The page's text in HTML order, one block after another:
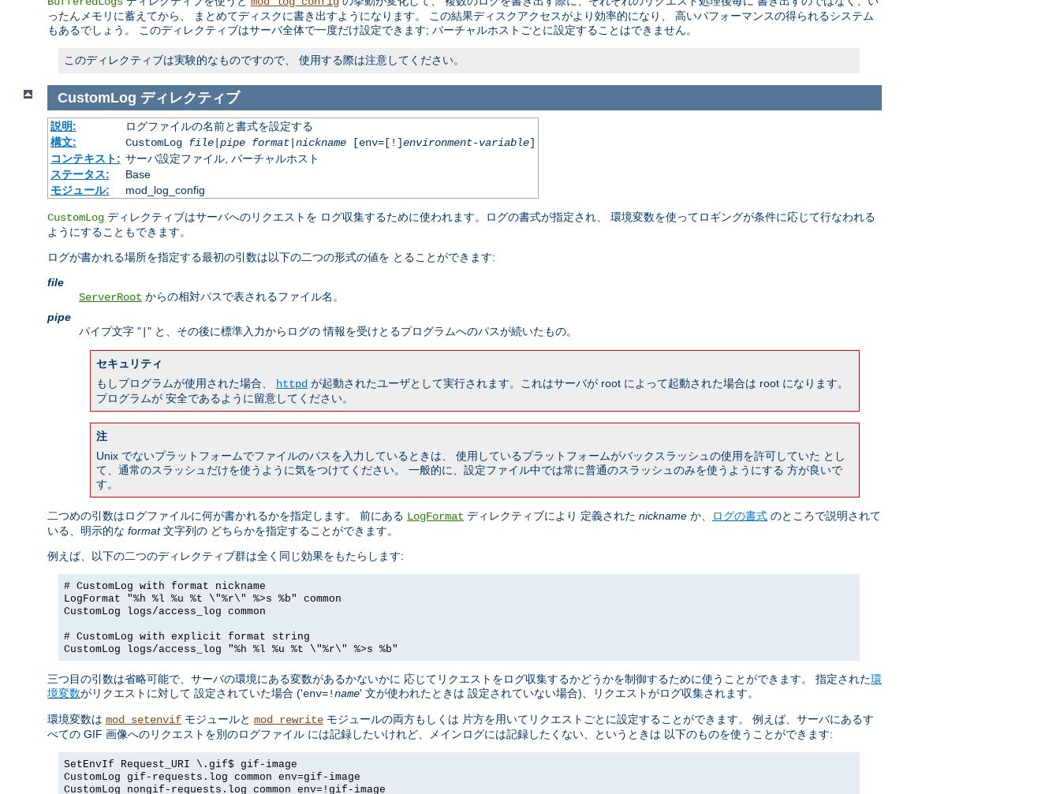
ったんメモリに蓄えてから、 まとめてディスクに書き出すようになります。 この結果ディスクアクセスがより効率的になり、 高いパフォーマンスの得られるシステム
もあるでしょう。 このディレクティブはサーバ全体で一度だけ設定できます; バーチャルホストごとに設定することはできません。
このディレクティブは実験的なものですので、 使用する際は注意してください。
CustomLog ディレクティブ
説明:
ログファイルの名前と書式を設定する
構文:
CustomLog file|pipe format|nickname[env=[!]environment-variable]
コンテキスト: サーバ設定ファイル, バーチャルホスト
ステータス:
Base
モジュール:
mod_log_config
CustomLog ディレクティブはサーバへのリクエストを ログ収集するために使われます。ログの書式が指定され、 環境変数を使ってロギングが条件に応じて行なわれる
ようにすることもできます。
ログが書かれる場所を指定する最初の引数は以下の二つの形式の値を とることができます:
file
ServerRoot からの相対パスで表されるファイル名。
pipe
パイプ文字 "|" と、その後に標準入力からログの 情報を受けとるプログラムへのパスが続いたもの。
セキュリティ
もしプログラムが使用された場合、 httpd が起動されたユーザとして実行されます。これはサーバが root によって起動された場合は root になります。
プログラムが 安全であるように留意してください。
注
Unix でないプラットフォームでファイルのパスを入力しているときは、 使用しているプラットフォームがバックスラッシュの使用を許可していた とし
て、通常のスラッシュだけを使うように気をつけてください。 一般的に、設定ファイル中では常に普通のスラッシュのみを使うようにする 方が良いで
す。
二つめの引数はログファイルに何が書かれるかを指定します。 前にある LogFormat ディレクティブにより 定義された nickname か、 ログの書式 のところで説明されて
いる、明示的な format文字列の どちらかを指定することができます。
例えば、以下の二つのディレクティブ群は全く同じ効果をもたらします:
# CustomLog with format nickname
LogFormat "%h %l %u %t \"%r\" %>s %b" common
CustomLog logs/access_log common
# CustomLog with explicit format string
CustomLog logs/access_log "%h %l %u %t \"%r\" %>s %b"
三つ目の引数は省略可能で、サーバの環境にある変数があるかないかに 応じてリクエストをログ収集するかどうかを制御するために使うことができます。 指定された環
境変数がリクエストに対して 設定されていた場合 ('env=!name' 文が使われたときは 設定されていない場合)、リクエストがログ収集されます。
環境変数は mod_setenvif モジュールと mod_rewrite モジュールの両方もしくは 片方を用いてリクエストごとに設定することができます。 例えば、サーバにあるす
べての GIF 画像へのリクエストを別のログファイル には記録したいけれど、メインログには記録したくない、というときは 以下のものを使うことができます:
SetEnvIf Request_URI \.gif$ gif-image
CustomLog gif-requests.log common env=gif-image
CustomLog nongif-requests.log common env=!gif-image